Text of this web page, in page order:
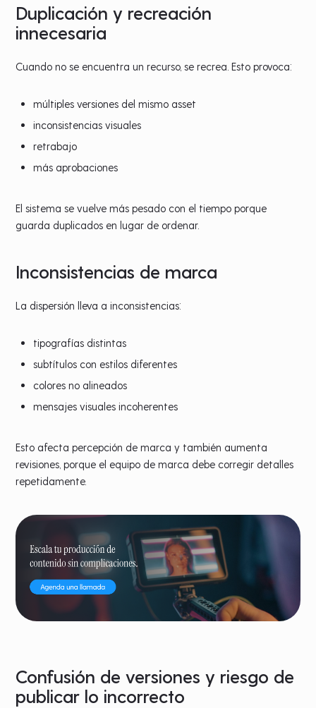
Duplicación y recreación
innecesaria
Cuando no se encuentra un recurso, se recrea. Esto provoca:
múltiples versiones del mismo asset
inconsistencias visuales
retrabajo
más aprobaciones
El sistema se vuelve más pesado con el tiempo porque
guarda duplicados en lugar de ordenar.
Inconsistencias de marca
La dispersión lleva a inconsistencias:
tipografías distintas
subtítulos con estilos diferentes
colores no alineados
mensajes visuales incoherentes
Esto afecta percepción de marca y también aumenta
revisiones, porque el equipo de marca debe corregir detalles
repetidamente.
Confusión de versiones y riesgo de
publicar lo incorrecto